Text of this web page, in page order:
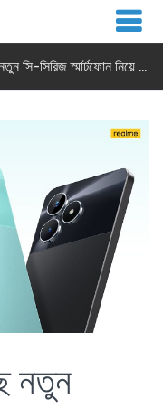
নতুন সি-সিরিজ স্মার্টফোন নিয়ে আসছে রিয়েলমি
নতুন